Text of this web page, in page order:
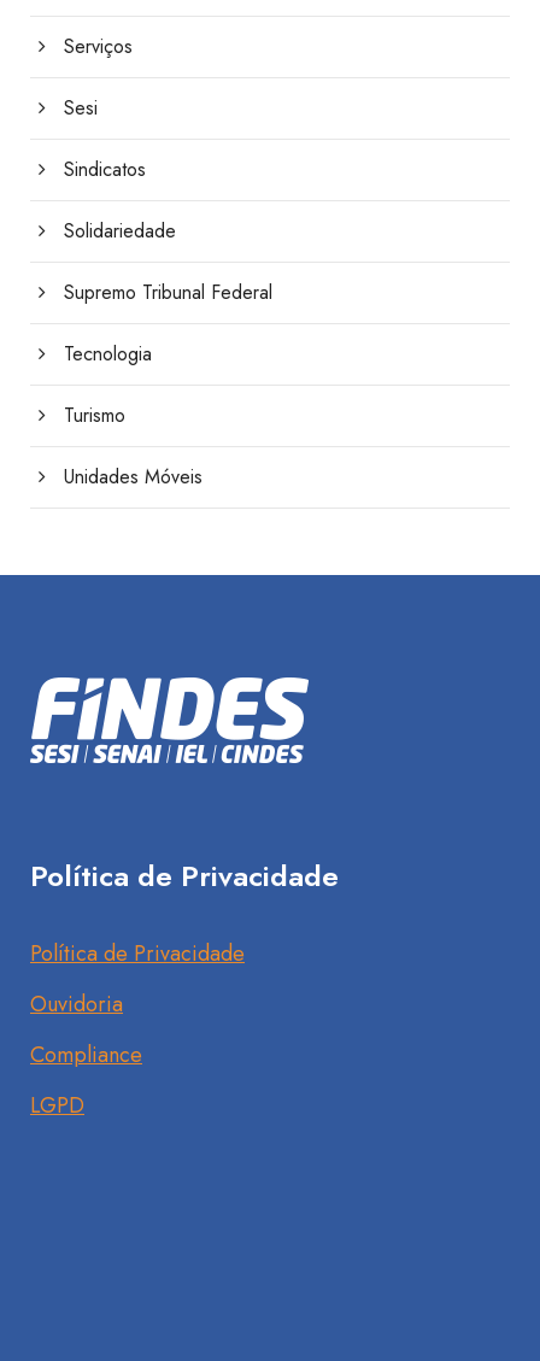
Serviços
Sesi
Sindicatos
Solidariedade
Supremo Tribunal Federal
Tecnologia
Turismo
Unidades Móveis
Política de Privacidade
Política de Privacidade
Ouvidoria
Compliance
LGPD